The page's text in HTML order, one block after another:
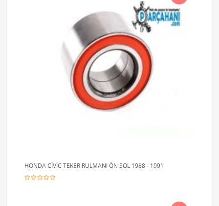
HONDA CİVİC TEKER RULMANI ÖN SOL 1988 - 1991